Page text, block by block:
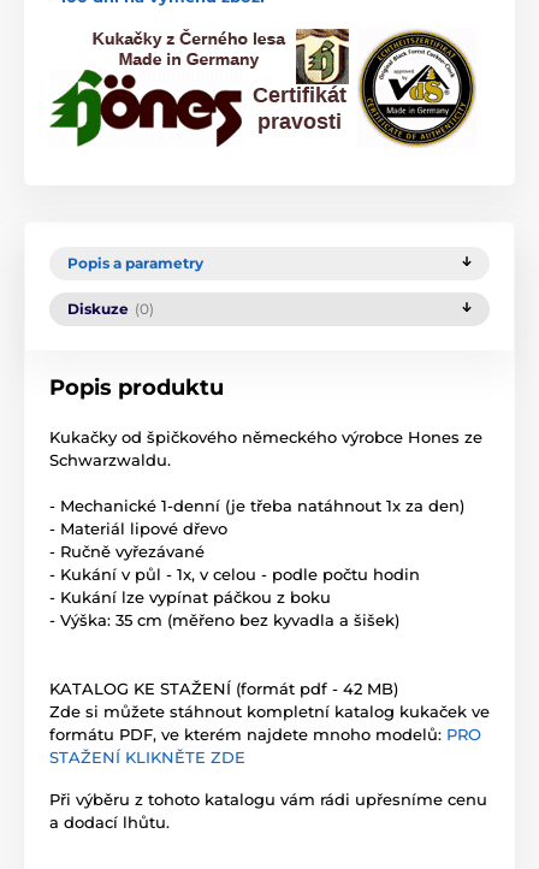
Popis a parametry
Diskuze (0)
Popis produktu
Kukačky od špičkového německého výrobce Hones ze
Schwarzwaldu.
- Mechanické 1-denní (je třeba natáhnout 1x za den)
- Materiál lipové dřevo
- Ručně vyřezávané
- Kukání v půl - 1x, v celou - podle počtu hodin
- Kukání lze vypínat páčkou z boku
- Výška: 35 cm (měřeno bez kyvadla a šišek)
KATALOG KE STAŽENÍ (formát pdf - 42 MB)
Zde si můžete stáhnout kompletní katalog kukaček ve
formátu PDF, ve kterém najdete mnoho modelů: PRO
STAŽENÍ KLIKNĚTE ZDE
Při výběru z tohoto katalogu vám rádi upřesníme cenu
a dodací lhůtu.